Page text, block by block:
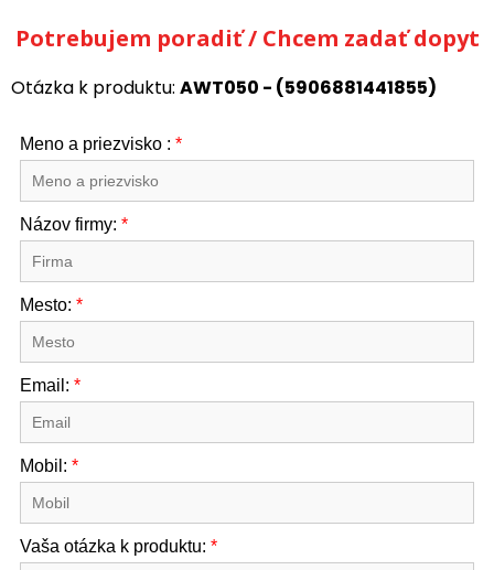
Potrebujem poradiť / Chcem zadať dopyt
Otázka k produktu: AWT050 - (5906881441855)